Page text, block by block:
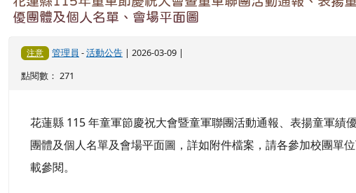
優團體及個人名單、會場平面圖
注意 管理員 -活動公告| 2026-03-09 |
點閱數： 271
花蓮縣 115 年童軍節慶祝大會暨童軍聯團活動通報、表揚童軍績
團體及個人名單及會場平面圖，詳如附件檔案，請各參加校團單
載參閱。